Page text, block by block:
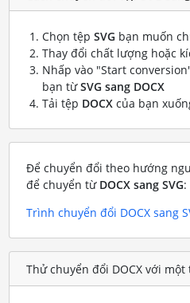
Chọn tệp SVG bạn muốn
Thay đổi chất lượng hoặc
Nhấp vào "Start
bạn từSVG sang DOCX
Tải tệp DOCXcủa bạn
Để chuyển đổi theo hướng
để chuyển từ DOCX sang SVG:
Trình chuyển đổi DOCX sang
Thử chuyển đổi DOCX với một